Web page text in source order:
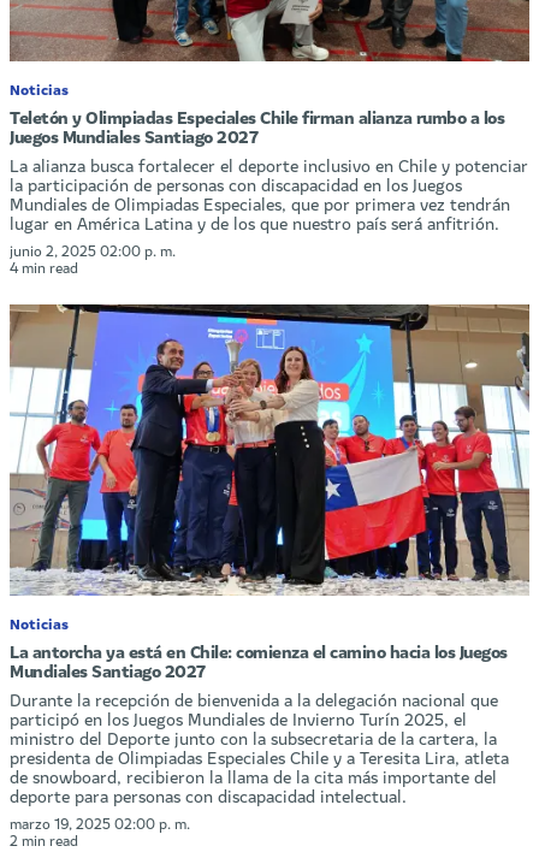
Noticias
Teletón y Olimpiadas Especiales Chile firman alianza rumbo a los
Juegos Mundiales Santiago 2027
La alianza busca fortalecer el deporte inclusivo en Chile y potenciar
la participación de personas con discapacidad en los Juegos
Mundiales de Olimpiadas Especiales, que por primera vez tendrán
lugar en América Latina y de los que nuestro país será anfitrión.
junio 2, 2025 02:00 p. m.
4 min read
Noticias
La antorcha ya está en Chile: comienza el camino hacia los Juegos
Mundiales Santiago 2027
Durante la recepción de bienvenida a la delegación nacional que
participó en los Juegos Mundiales de Invierno Turín 2025, el
ministro del Deporte junto con la subsecretaria de la cartera, la
presidenta de Olimpiadas Especiales Chile y a Teresita Lira, atleta
de snowboard, recibieron la llama de la cita más importante del
deporte para personas con discapacidad intelectual.
marzo 19, 2025 02:00 p. m.
2 min read